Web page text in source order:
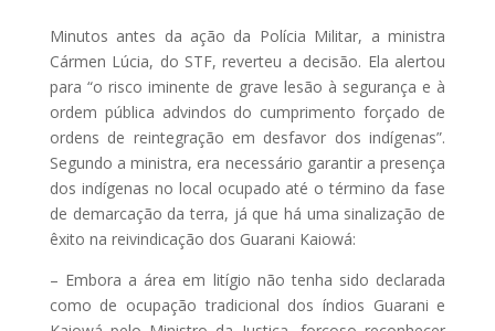
Minutos antes da ação da Polícia Militar, a ministra
Cármen Lúcia, do STF, reverteu a decisão. Ela alertou
para “o risco iminente de grave lesão à segurança e à
ordem pública advindos do cumprimento forçado de
ordens de reintegração em desfavor dos indígenas”.
Segundo a ministra, era necessário garantir a presença
dos indígenas no local ocupado até o término da fase
de demarcação da terra, já que há uma sinalização de
êxito na reivindicação dos Guarani Kaiowá:
– Embora a área em litígio não tenha sido declarada
como de ocupação tradicional dos índios Guarani e